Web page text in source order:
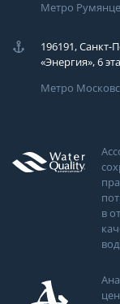
Метро
196191, Санкт-
«Энергия», 6
Метро
в